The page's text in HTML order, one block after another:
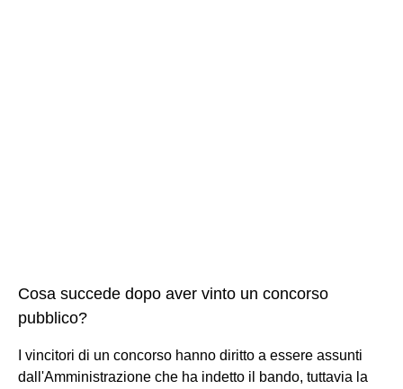
Cosa succede dopo aver vinto un concorso
pubblico?
I vincitori di un concorso hanno diritto a essere assunti
dall'Amministrazione che ha indetto il bando, tuttavia la